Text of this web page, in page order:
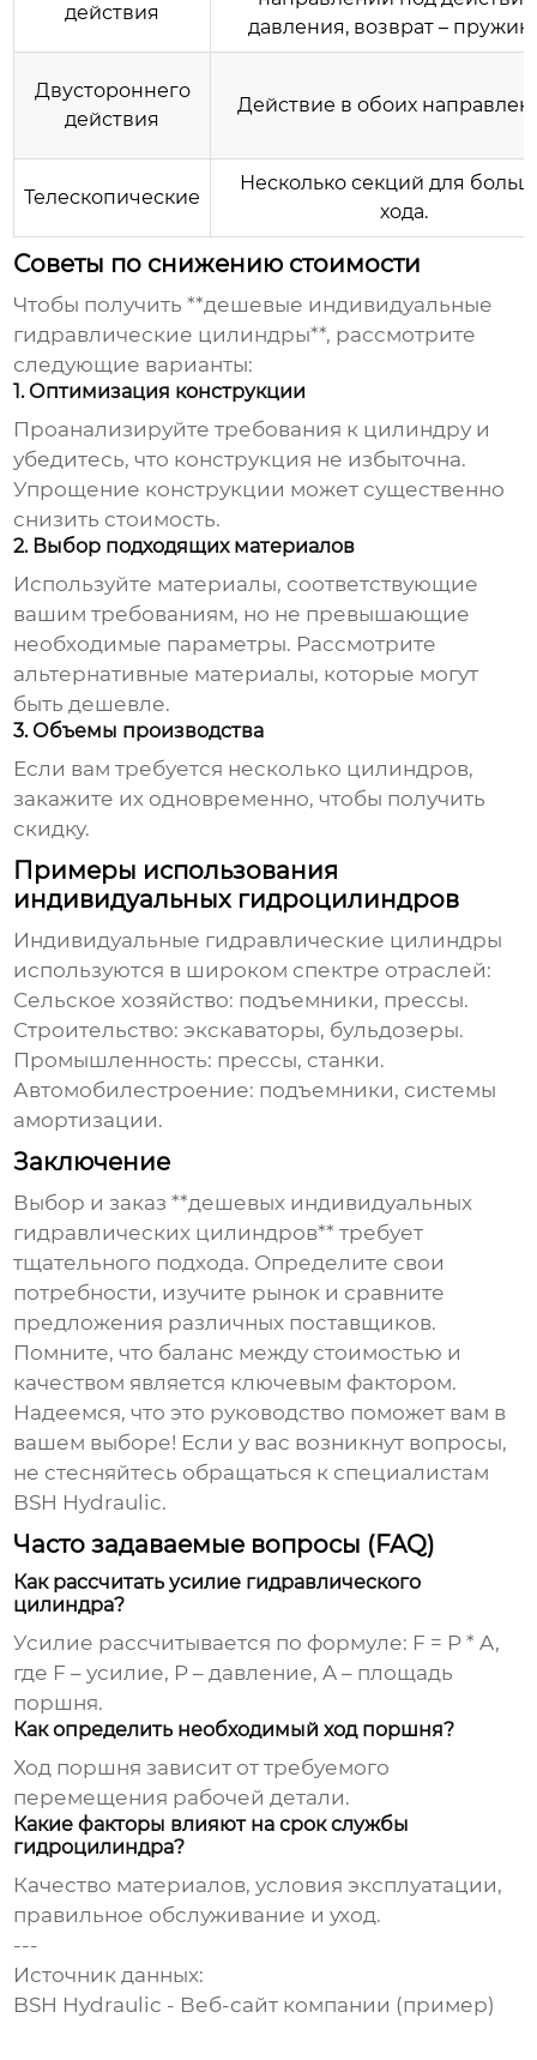
действия
давления, возврат –
Двустороннего
действия
Действие в обоих
Телескопические
Несколько секций для
хода.
Советы по снижению стоимости
Чтобы получить **дешевые индивидуальные
гидравлические цилиндры**, рассмотрите
следующие варианты:
1. Оптимизация конструкции
Проанализируйте требования к цилиндру и
убедитесь, что конструкция не избыточна.
Упрощение конструкции может существенно
снизить стоимость.
2. Выбор подходящих материалов
Используйте материалы, соответствующие
вашим требованиям, но не превышающие
необходимые параметры. Рассмотрите
альтернативные материалы, которые могут
быть дешевле.
3. Объемы производства
Если вам требуется несколько цилиндров,
закажите их одновременно, чтобы получить
скидку.
Примеры использования
индивидуальных гидроцилиндров
Индивидуальные гидравлические цилиндры
используются в широком спектре отраслей:
Сельское хозяйство: подъемники, прессы.
Строительство: экскаваторы, бульдозеры.
Промышленность: прессы, станки.
Автомобилестроение: подъемники, системы
амортизации.
Заключение
Выбор и заказ **дешевых индивидуальных
гидравлических цилиндров** требует
тщательного подхода. Определите свои
потребности, изучите рынок и сравните
предложения различных поставщиков.
Помните, что баланс между стоимостью и
качеством является ключевым фактором.
Надеемся, что это руководство поможет вам в
вашем выборе! Если у вас возникнут вопросы,
не стесняйтесь обращаться к специалистам
BSH Hydraulic.
Часто задаваемые вопросы (FAQ)
Как рассчитать усилие гидравлического
цилиндра?
Усилие рассчитывается по формуле: F = P * A,
где F – усилие, P – давление, A – площадь
поршня.
Как определить необходимый ход поршня?
Ход поршня зависит от требуемого
перемещения рабочей детали.
Какие факторы влияют на срок службы
гидроцилиндра?
Качество материалов, условия эксплуатации,
правильное обслуживание и уход.
---
Источник данных:
BSH Hydraulic - Веб-сайт компании (пример)